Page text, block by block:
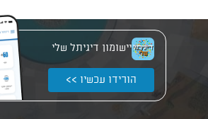
יישומון דיגיתל שלי
הורידו עכשיו >>